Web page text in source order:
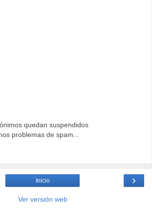
quedan suspendidos
problemas de spam...
›
Inicio
Ver versión web